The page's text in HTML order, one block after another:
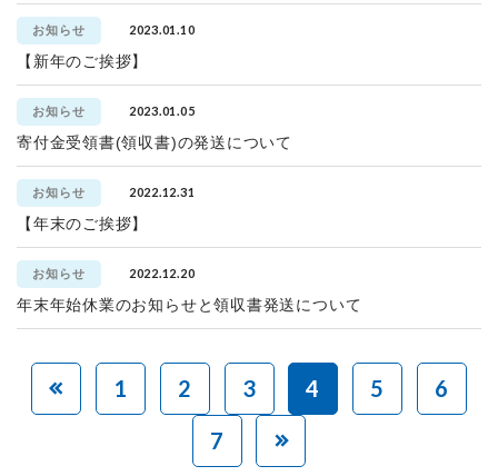
お知らせ 2023.01.10
【新年のご挨拶】
お知らせ 2023.01.05
寄付金受領書(領収書)の発送について
お知らせ 2022.12.31
【年末のご挨拶】
お知らせ 2022.12.20
年末年始休業のお知らせと領収書発送について
1 2 3 4 5
6
7